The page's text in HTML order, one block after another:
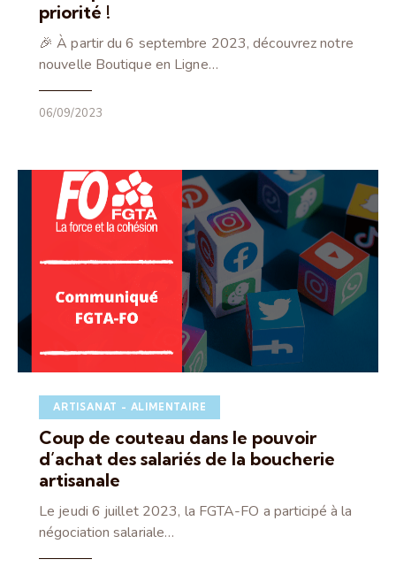
priorité !
🎉 À partir du 6 septembre 2023, découvrez notre
nouvelle Boutique en Ligne…
06/09/2023
ARTISANAT - ALIMENTAIRE
Coup de couteau dans le pouvoir
d’achat des salariés de la boucherie
artisanale
Le jeudi 6 juillet 2023, la FGTA-FO a participé à la
négociation salariale…